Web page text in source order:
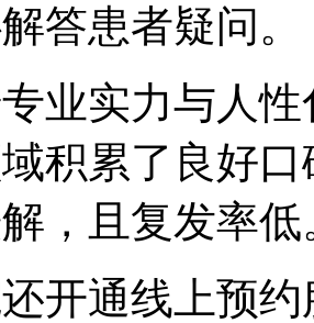
答患者疑问。
实力与人性
积累了良好
，且复发率低
通线上预约